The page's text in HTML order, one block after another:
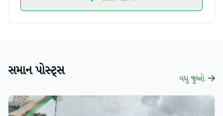
સમાન પોસ્ટ્સ વધુ જુઓ